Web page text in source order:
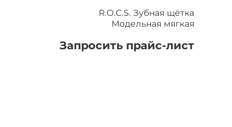
R.O.C.S. Зубная щётка
Модельная мягкая
Запросить прайс-лист